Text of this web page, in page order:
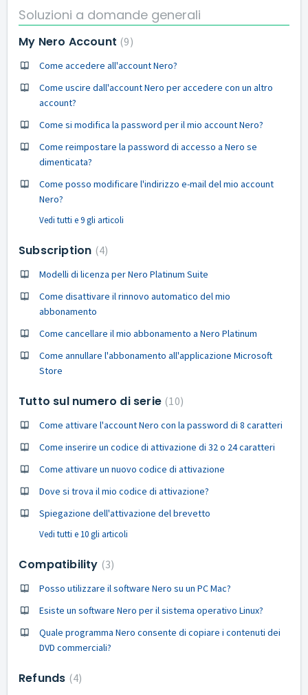
Soluzioni a domande generali
My Nero Account 9
Come accedere all'account Nero?
Come uscire dall'account Nero per accedere con un altro
account?
Come si modifica la password per il mio account Nero?
Come reimpostare la password di accesso a Nero se
dimenticata?
Come posso modificare l'indirizzo e-mail del mio account
Nero?
Vedi tutti e 9 gli articoli
Subscription 4
Modelli di licenza per Nero Platinum Suite
Come disattivare il rinnovo automatico del mio
abbonamento
Come cancellare il mio abbonamento a Nero Platinum
Come annullare l'abbonamento all'applicazione Microsoft
Store
Tutto sul numero di serie 10
Come attivare l'account Nero con la password di 8 caratteri
Come inserire un codice di attivazione di 32 o 24 caratteri
Come attivare un nuovo codice di attivazione
Dove si trova il mio codice di attivazione?
Spiegazione dell'attivazione del brevetto
Vedi tutti e 10 gli articoli
Compatibility 3
Posso utilizzare il software Nero su un PC Mac?
Esiste un software Nero per il sistema operativo Linux?
Quale programma Nero consente di copiare i contenuti dei
DVD commerciali?
Refunds 4